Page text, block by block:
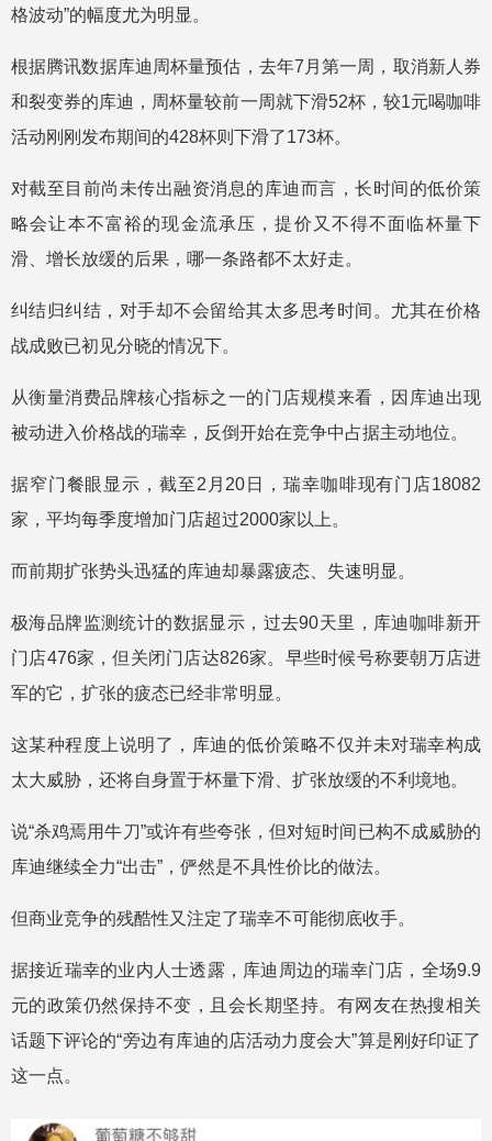
格波动”的幅度尤为明显。
根据腾讯数据库迪周杯量预估，去年7月第一周，取消新人券
和裂变券的库迪，周杯量较前一周就下滑52杯，较1元喝咖啡
活动刚刚发布期间的428杯则下滑了173杯。
对截至目前尚未传出融资消息的库迪而言，长时间的低价策
略会让本不富裕的现金流承压，提价又不得不面临杯量下
滑、增长放缓的后果，哪一条路都不太好走。
纠结归纠结，对手却不会留给其太多思考时间。尤其在价格
战成败已初见分晓的情况下。
从衡量消费品牌核心指标之一的门店规模来看，因库迪出现
被动进入价格战的瑞幸，反倒开始在竞争中占据主动地位。
据窄门餐眼显示，截至2月20日，瑞幸咖啡现有门店18082
家，平均每季度增加门店超过2000家以上。
而前期扩张势头迅猛的库迪却暴露疲态、失速明显。
极海品牌监测统计的数据显示，过去90天里，库迪咖啡新开
门店476家，但关闭门店达826家。早些时候号称要朝万店进
军的它，扩张的疲态已经非常明显。
这某种程度上说明了，库迪的低价策略不仅并未对瑞幸构成
太大威胁，还将自身置于杯量下滑、扩张放缓的不利境地。
说“杀鸡焉用牛刀”或许有些夸张，但对短时间已构不成威胁的
库迪继续全力“出击”，俨然是不具性价比的做法。
但商业竞争的残酷性又注定了瑞幸不可能彻底收手。
据接近瑞幸的业内人士透露，库迪周边的瑞幸门店，全场9.9
元的政策仍然保持不变，且会长期坚持。有网友在热搜相关
话题下评论的“旁边有库迪的店活动力度会大”算是刚好印证了
这一点。